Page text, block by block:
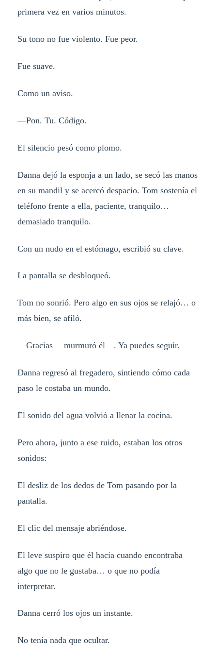
primera vez en varios minutos.
Su tono no fue violento. Fue peor.
Fue suave.
Como un aviso.
—Pon. Tu. Código.
El silencio pesó como plomo.
Danna dejó la esponja a un lado, se secó las manos
en su mandil y se acercó despacio. Tom sostenía el
teléfono frente a ella, paciente, tranquilo…
demasiado tranquilo.
Con un nudo en el estómago, escribió su clave.
La pantalla se desbloqueó.
Tom no sonrió. Pero algo en sus ojos se relajó… o
más bien, se afiló.
—Gracias —murmuró él—. Ya puedes seguir.
Danna regresó al fregadero, sintiendo cómo cada
paso le costaba un mundo.
El sonido del agua volvió a llenar la cocina.
Pero ahora, junto a ese ruido, estaban los otros
sonidos:
El desliz de los dedos de Tom pasando por la
pantalla.
El clic del mensaje abriéndose.
El leve suspiro que él hacía cuando encontraba
algo que no le gustaba… o que no podía
interpretar.
Danna cerró los ojos un instante.
No tenía nada que ocultar.